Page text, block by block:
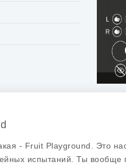
- Fruit Playground . Это
испытаний. Ты вообще